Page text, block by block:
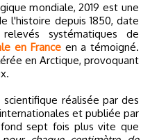
l'histoire depuis 1850, date
systématiques de
en Franceen a témoigné.
en Arctique, provoquant
réalisée par des
et publiée par
sept fois plus vite que